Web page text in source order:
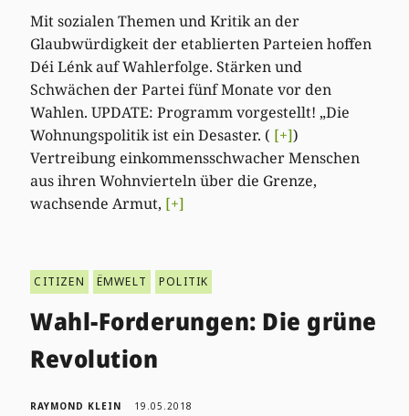
Mit sozialen Themen und Kritik an der
Glaubwürdigkeit der etablierten Parteien hoffen
Déi Lénk auf Wahlerfolge. Stärken und
Schwächen der Partei fünf Monate vor den
Wahlen. UPDATE: Programm vorgestellt! „Die
Wohnungspolitik ist ein Desaster. ( [+])
Vertreibung einkommensschwacher Menschen
aus ihren Wohnvierteln über die Grenze,
wachsende Armut, [+]
CITIZEN ËMWELT POLITIK
Wahl-Forderungen: Die grüne
Revolution
RAYMOND KLEIN 19.05.2018